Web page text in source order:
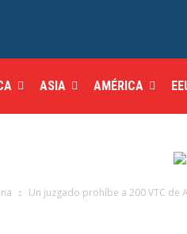
ASIA AMÉRICA
Un juzgado prohíbe a 200 VTC de